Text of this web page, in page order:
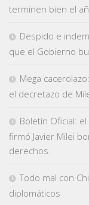
terminen bien el
Despido e
que el Gobierno
Mega
el decretazo de
Boletín Oficial:
firmó Javier Milei
derechos.
Todo mal con
diplomáticos